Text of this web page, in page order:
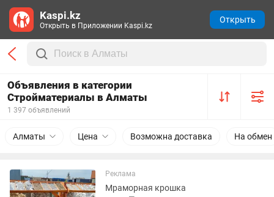
Объявления в категории
Стройматериалы в Алматы
1 397 объявлений
Алматы Цена Возможна доставка На обмен
Реклама
Мраморная крошка
Kaspi.kz
Открыть в Приложении Kaspi.kz
Открыть